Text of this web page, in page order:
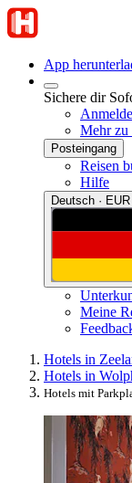
App
Sichere dir
Mehr zu
Posteingang
Reisen
Hilfe
Deutsch ·
Meine
Hotels in
Hotels in
Hotels mit